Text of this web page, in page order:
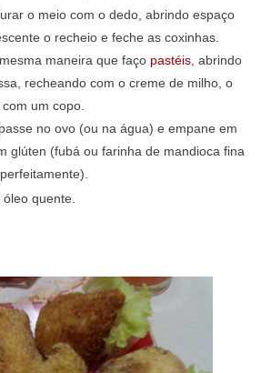
o meio com o dedo, abrindo espaço
o recheio e feche as coxinhas.
maneira que faço pastéis , abrindo
recheando com o creme de milho, o
um copo.
no ovo (ou na água) e empane em
glúten (fubá ou farinha de mandioca fina
quente.